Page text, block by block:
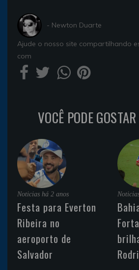
- Newton Duarte
Ajude o nosso site compartilhando
com
VOCÊ PODE
Noticias há 2 anos
Festa para Everton
Ribeira no
aeroporto de
Salvador